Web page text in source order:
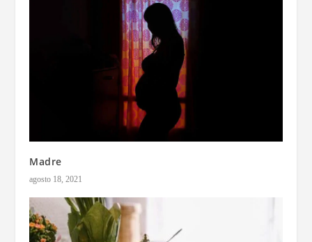
Madre
agosto 18, 2021